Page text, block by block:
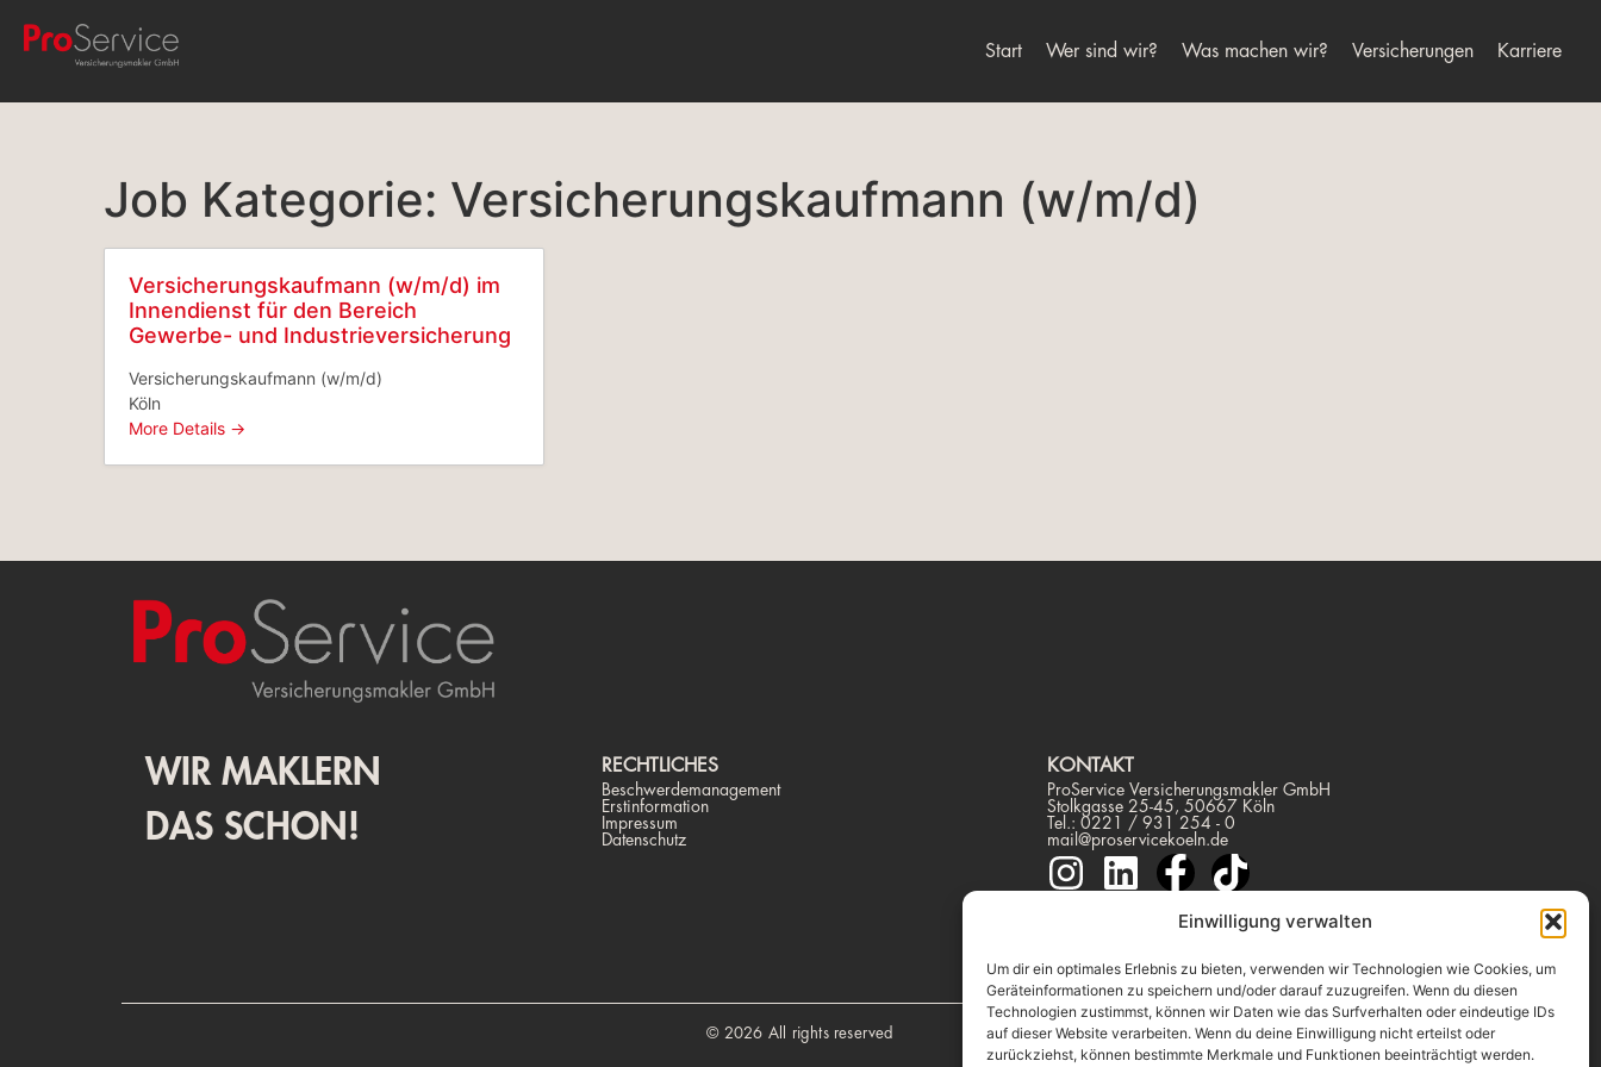
Einwilligung verwalten
Um dir ein optimales Erlebnis zu bieten, verwenden wir Technologien wie Cookies, um
Geräteinformationen zu speichern und/oder darauf zuzugreifen. Wenn du diesen
Technologien zustimmst, können wir Daten wie das Surfverhalten oder eindeutige IDs
auf dieser Website verarbeiten. Wenn du deine Einwilligung nicht erteilst oder
zurückziehst, können bestimmte Merkmale und Funktionen beeinträchtigt werden.
Start Wer sind wir? Was machen wir? Versicherungen Karriere
Job Kategorie: Versicherungskaufmann (w/m/d)
Versicherungskaufmann (w/m/d) im
Innendienst für den Bereich
Gewerbe- und Industrieversicherung
Versicherungskaufmann (w/m/d)
Köln
More Details
WIR MAKLERN
DAS SCHON!
RECHTLICHES
Beschwerdemanagement
Erstinformation
Impressum
Datenschutz
KONTAKT
ProService Versicherungsmakler GmbH
Stolkgasse 25-45, 50667 Köln
Tel.: 0221 / 931 254 - 0
mail@proservicekoeln.de
© 2026 All rights reserved